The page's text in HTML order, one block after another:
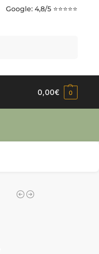
Google: 4,8/5 ⭐⭐⭐⭐⭐
0,00€ 0